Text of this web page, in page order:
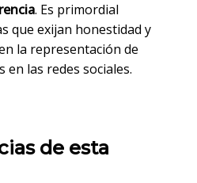
. Es primordial
que exijan honestidad y
la representación de
en las redes sociales.
de esta